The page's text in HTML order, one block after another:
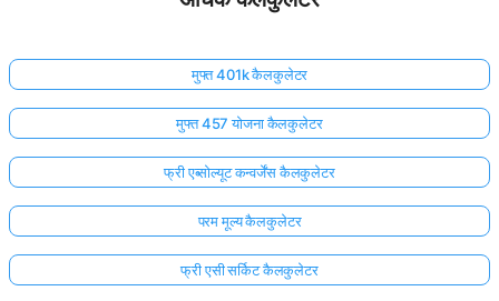
मुफ्त 401k कैलकुलेटर
मुफ्त 457 योजना कैलकुलेटर
फ्री एब्सोल्यूट कन्वर्जेंस कैलकुलेटर
परम मूल्य कैलकुलेटर
फ्री एसी सर्किट कैलकुलेटर